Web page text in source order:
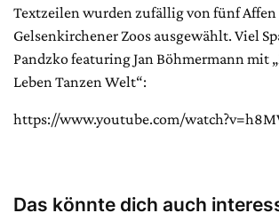
Textzeilen wurden zufällig von fünf Affen
Gelsenkirchener Zoos ausgewählt. Viel
Pandzko featuring Jan Böhmermann mit
Leben Tanzen Welt“:
https://www.youtube.com/
Das könnte dich auch